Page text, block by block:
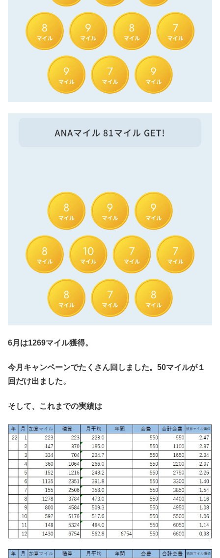
6月は1269マイル獲得。
今月キャンペーンでたくさん回しました。50マイルが１
回だけ出ました。
そして、これまでの実績は